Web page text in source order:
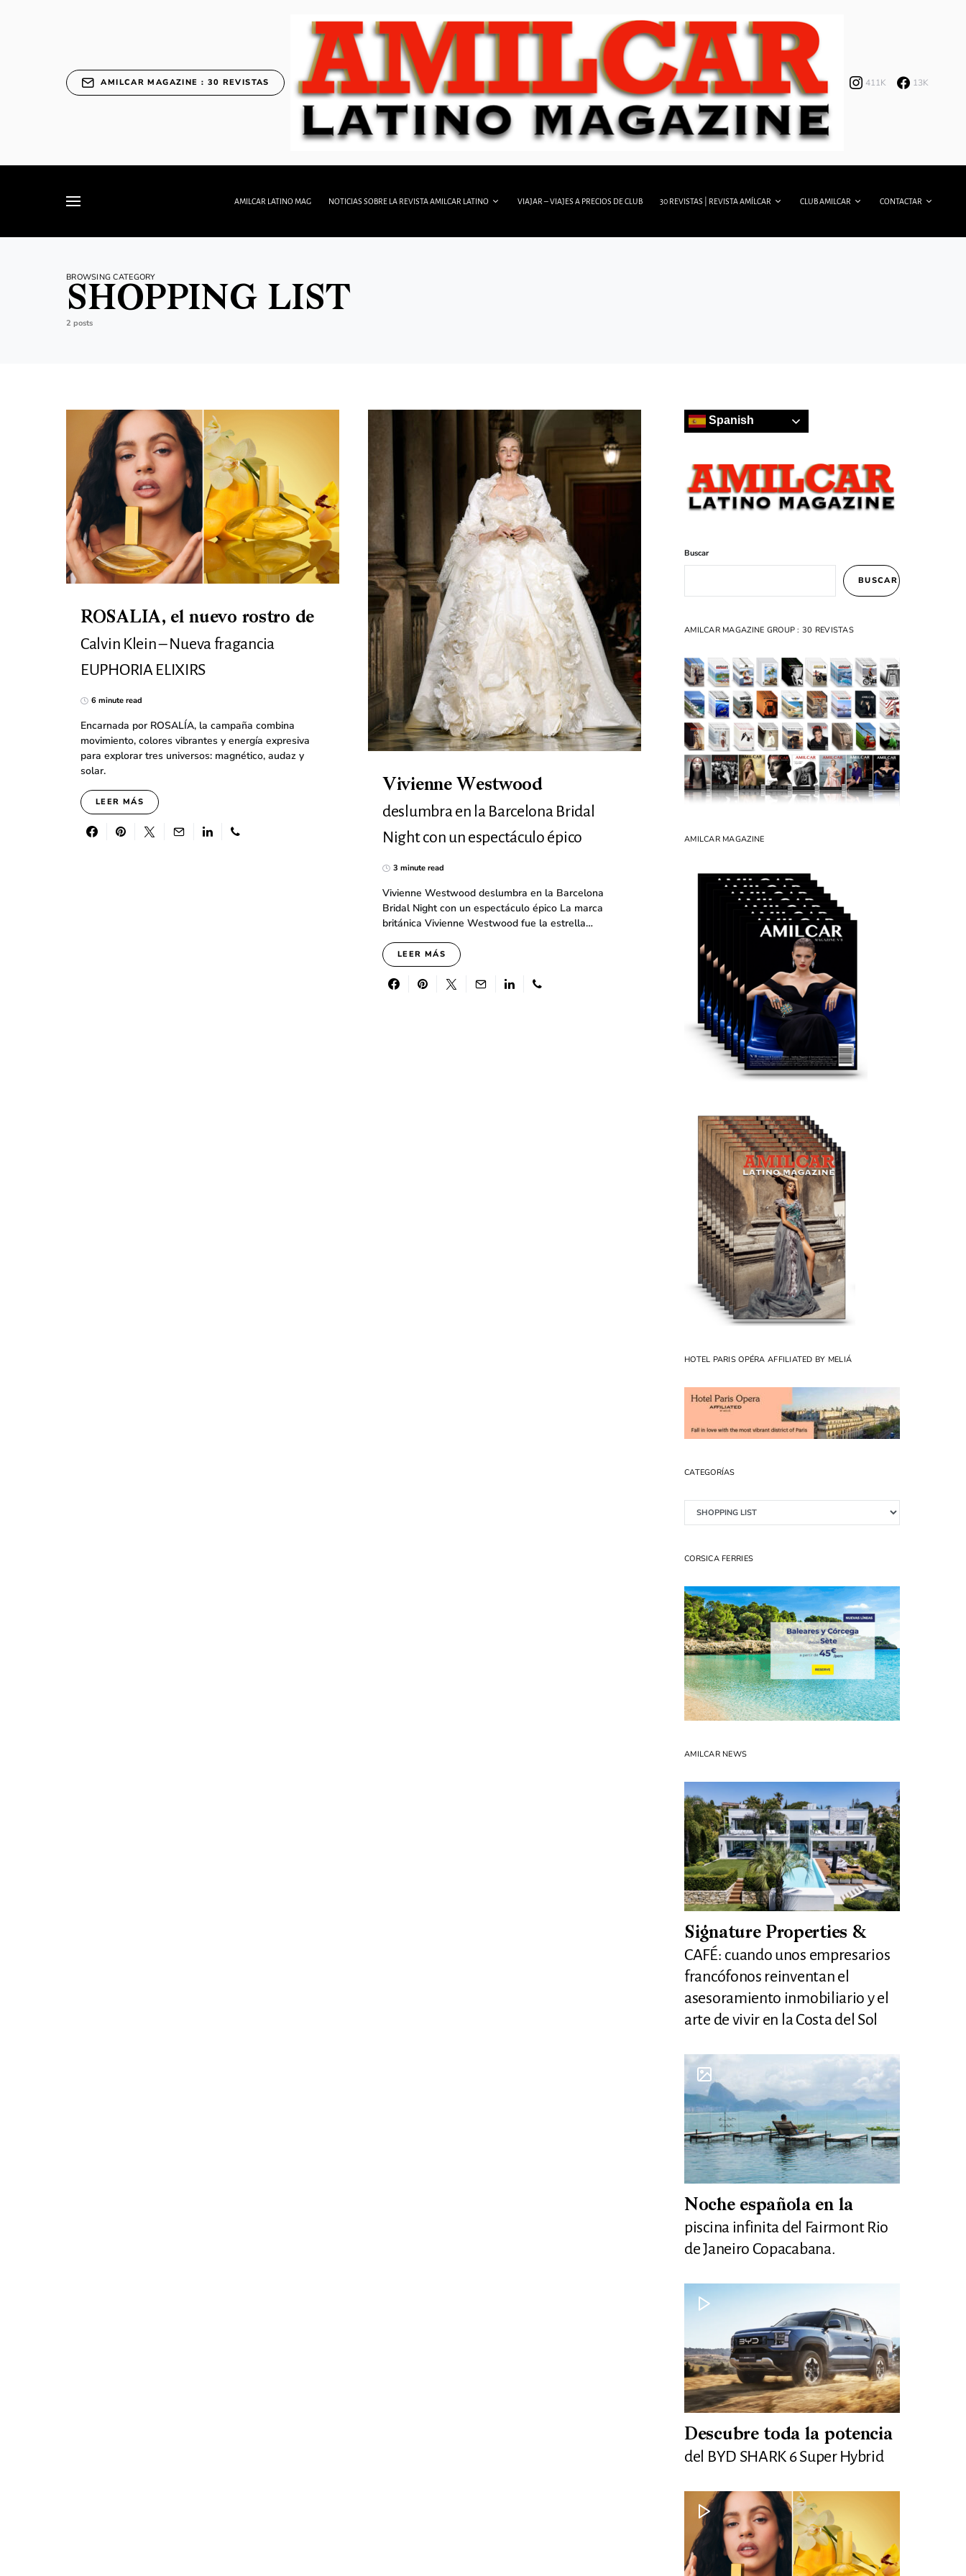
AMILCAR MAGAZINE : 30 REVISTAS 411K 13K
AMILCAR LATINO MAG NOTICIAS SOBRE LA REVISTA AMILCAR LATINO VIAJAR – VIAJES A PRECIOS DE CLUB 30 REVISTAS | REVISTA AMÍLCAR CLUB AMILCAR CONTACTAR
BROWSING CATEGORY
SHOPPING LIST
2 posts
ROSALIA, el nuevo rostro de
Calvin Klein – Nueva fragancia
EUPHORIA ELIXIRS
6 minute read
Encarnada por ROSALÍA, la campaña combina
movimiento, colores vibrantes y energía expresiva
para explorar tres universos: magnético, audaz y
solar.
LEER MÁS
Vivienne Westwood
deslumbra en la Barcelona Bridal
Night con un espectáculo épico
3 minute read
Vivienne Westwood deslumbra en la Barcelona
Bridal Night con un espectáculo épico La marca
británica Vivienne Westwood fue la estrella…
LEER MÁS
Spanish
Buscar
BUSCAR
AMILCAR MAGAZINE GROUP : 30 REVISTAS
AMILCAR MAGAZINE
HOTEL PARIS OPÉRA AFFILIATED BY MELIÁ
CATEGORÍAS
CORSICA FERRIES
AMILCAR NEWS
Signature Properties &
CAFÉ: cuando unos empresarios
francófonos reinventan el
asesoramiento inmobiliario y el
arte de vivir en la Costa del Sol
Noche española en la
piscina infinita del Fairmont Rio
de Janeiro Copacabana.
Descubre toda la potencia
del BYD SHARK 6 Super Hybrid